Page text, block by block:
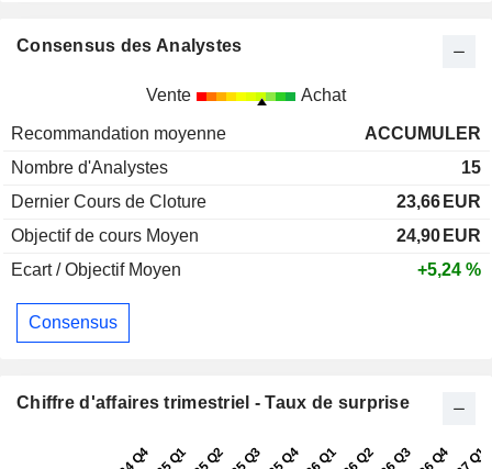
Consensus des Analystes
Vente Achat
Recommandation moyenne
ACCUMULER
Nombre d'Analystes
15
Dernier Cours de Cloture
23,66 EUR
Objectif de cours Moyen
24,90 EUR
Ecart / Objectif Moyen
+5,24 %
Consensus
Chiffre d'affaires trimestriel - Taux de surprise